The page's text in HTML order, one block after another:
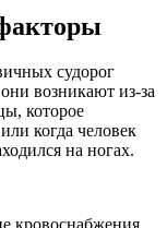
судорог
возникают из-за
которое
когда человек
на ногах.